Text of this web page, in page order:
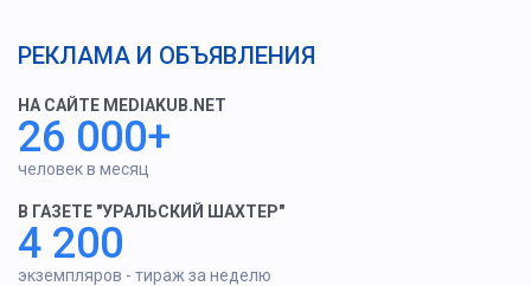
РЕКЛАМА И ОБЪЯВЛЕНИЯ
НА САЙТЕ MEDIAKUB.NET
26 000+
человек в месяц
В ГАЗЕТЕ "УРАЛЬСКИЙ ШАХТЕР"
4 200
экземпляров - тираж за неделю